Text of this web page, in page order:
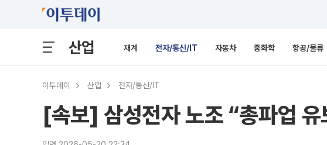
산업 재계 전자/통신/IT 자동차 중화학 항공/물류
이투데이 산업 전자/통신/IT
[속보] 삼성전자 노조 “총파업